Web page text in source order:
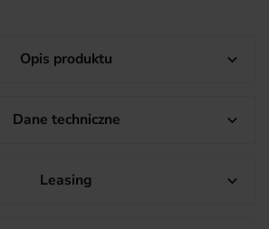
Opis produktu 
Dane techniczne 
Leasing 